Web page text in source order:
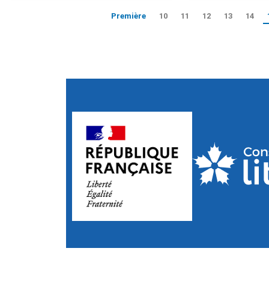
Première 10 11 12 13 14